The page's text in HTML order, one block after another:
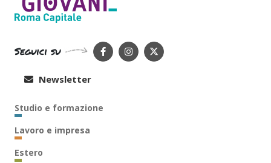
Seguici su
Newsletter
Studio e formazione
Lavoro e impresa
Estero